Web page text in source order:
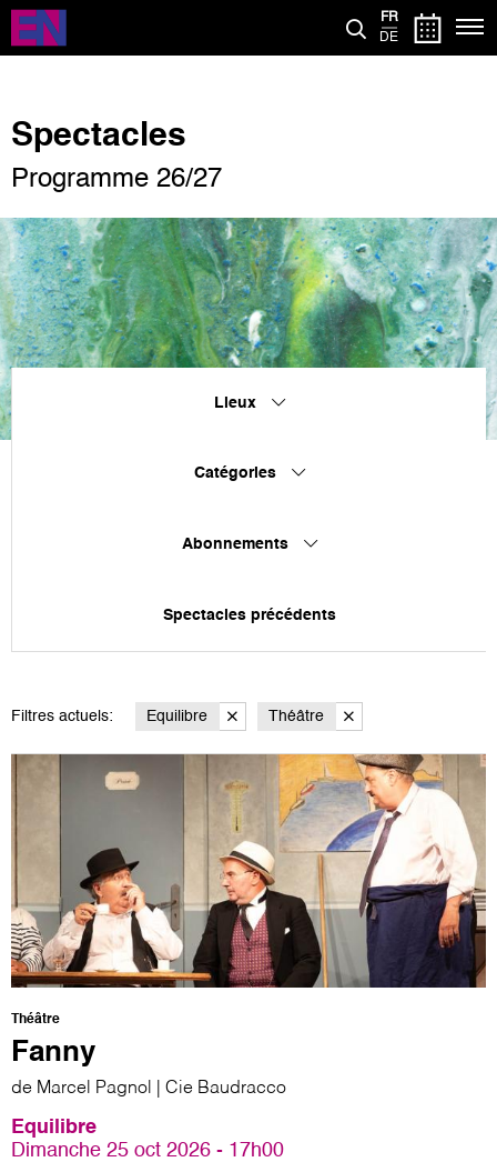
Aller
contenu
FR
DE
Spectacles
Programme 26/27
Lieux
Catégories
Abonnements
Spectacles précédents
Filtres actuels: Equilibre Théâtre
Théâtre
Fanny
de Marcel Pagnol | Cie Baudracco
Equilibre
Dimanche 25 oct 2026 - 17h00